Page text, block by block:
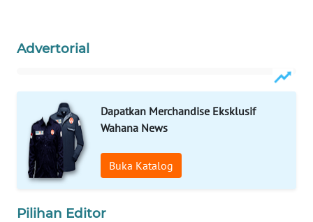
Advertorial
Dapatkan Merchandise Eksklusif
Wahana News
Buka Katalog
Pilihan Editor
WAHANA
LAPAK
WAHANA
Wahana
Network
KONSUMEN